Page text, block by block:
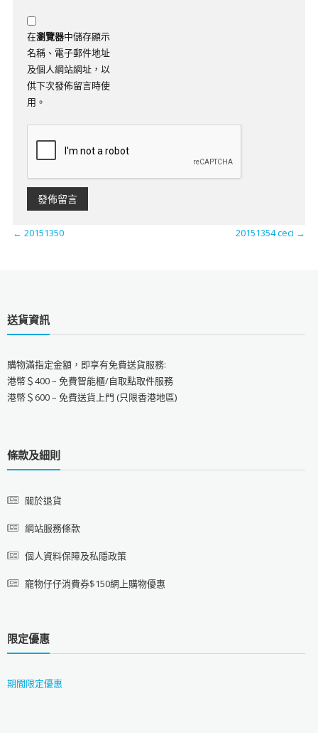
在瀏覽器中儲存顯示
名稱、電子郵件地址
及個人網站網址，以
供下次發佈留言時使
用。
← 20151350 20151354 ceci →
送貨資訊
購物滿指定金額，即享有免費送貨服務:
港幣＄400 – 免費智能櫃/自取點取件服務
港幣＄600 – 免費送貨上門 (只限香港地區)
條款及細則
關於退貨
網站服務條款
個人資料保障及私隱政策
寵物仔仔消費券$150網上購物優惠
限定優惠
期間限定優惠